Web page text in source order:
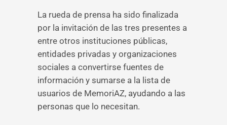
La rueda de prensa ha sido finalizada
por la invitación de las tres presentes a
entre otros instituciones públicas,
entidades privadas y organizaciones
sociales a convertirse fuentes de
información y sumarse a la lista de
usuarios de MemoriAZ, ayudando a las
personas que lo necesitan.